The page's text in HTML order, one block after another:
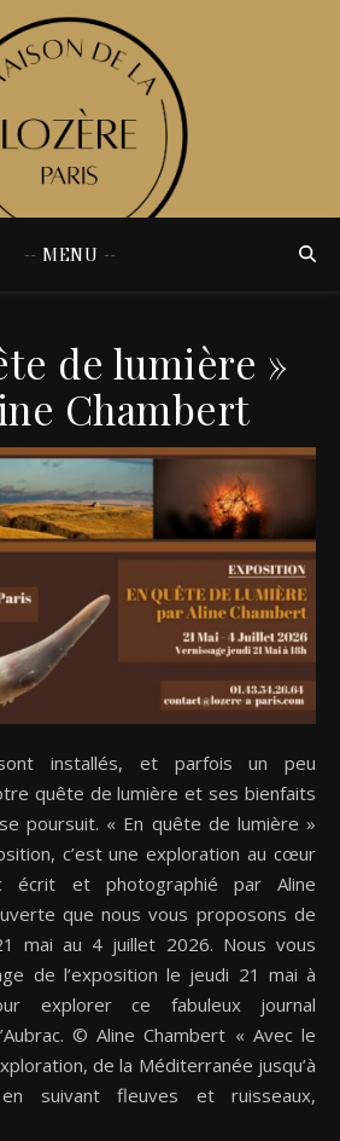
PARIS
-- MENU --
de lumière »
Chambert
quête de lumière et ses bienfaits
poursuit. « En quête de lumière »
c’est une exploration au cœur
écrit et photographié par Aline
que nous vous proposons de
mai au 4 juillet 2026. Nous vous
de l’exposition le jeudi 21 mai à
explorer ce fabuleux journal
© Aline Chambert « Avec le
de la Méditerranée jusqu’à
en suivant fleuves et ruisseaux,